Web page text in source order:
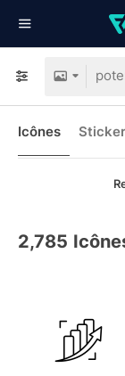
Icônes
2,785